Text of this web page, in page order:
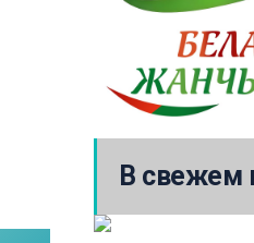
В свежем